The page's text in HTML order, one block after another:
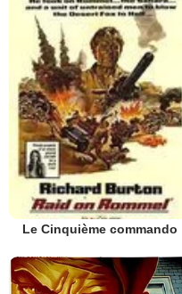
Le Cinquième commando